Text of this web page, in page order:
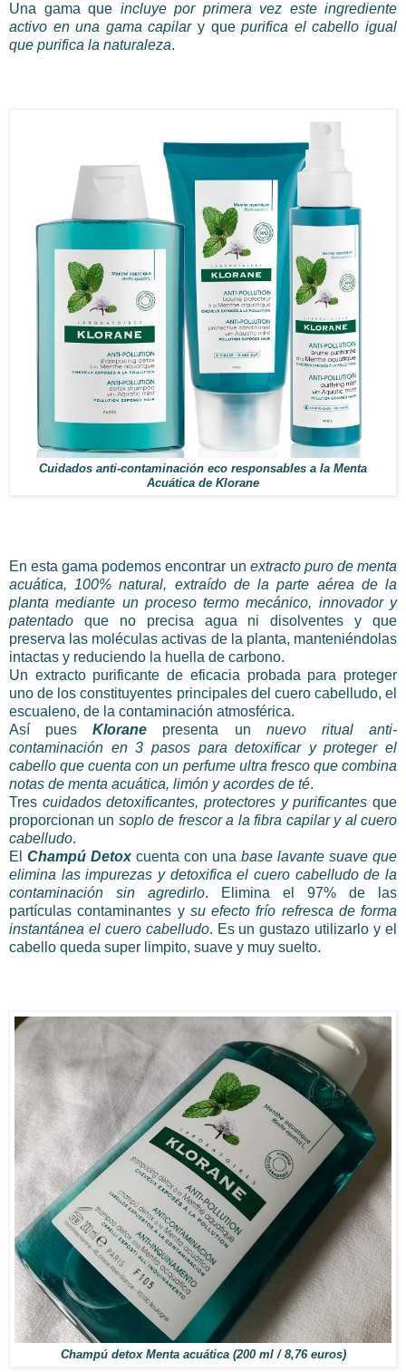
Una gama que incluye por primera vez este ingrediente
activo en una gama capilary quepurifica el cabello igual
que purifica la naturaleza.
Cuidados anti-contaminación eco responsables a la Menta
Acuática de Klorane
En esta gama podemos encontrar un extracto puro de menta
acuática, 100% natural, extraído de la parte aérea de la
planta mediante un proceso termo mecánico, innovador y
patentado que no precisa agua ni disolventes y que
preserva las moléculas activas de la planta, manteniéndolas
intactas y reduciendo la huella de carbono.
Un extracto purificante de eficacia probada para proteger
uno de los constituyentes principales del cuero cabelludo, el
escualeno, de la contaminación atmosférica.
Así puesKlorane presenta un nuevo ritual anti-
contaminación en 3 pasos para detoxificar y proteger el
cabello que cuenta con un perfume ultra fresco que combina
notas de menta acuática, limón y acordes de té.
Tres cuidados detoxificantes, protectores y purificantesque
proporcionan un soplo de frescor a la fibra capilar y al cuero
cabelludo.
El Champú Detoxcuenta con una base lavante suave que
elimina las impurezas y detoxifica el cuero cabelludo de la
contaminación sin agredirlo. Elimina el 97% de las
partículas contaminantes y su efecto frío refresca de forma
instantánea el cuero cabelludo. Es un gustazo utilizarlo y el
cabello queda super limpito, suave y muy suelto.
Champú detox Menta acuática (200 ml / 8,76 euros)